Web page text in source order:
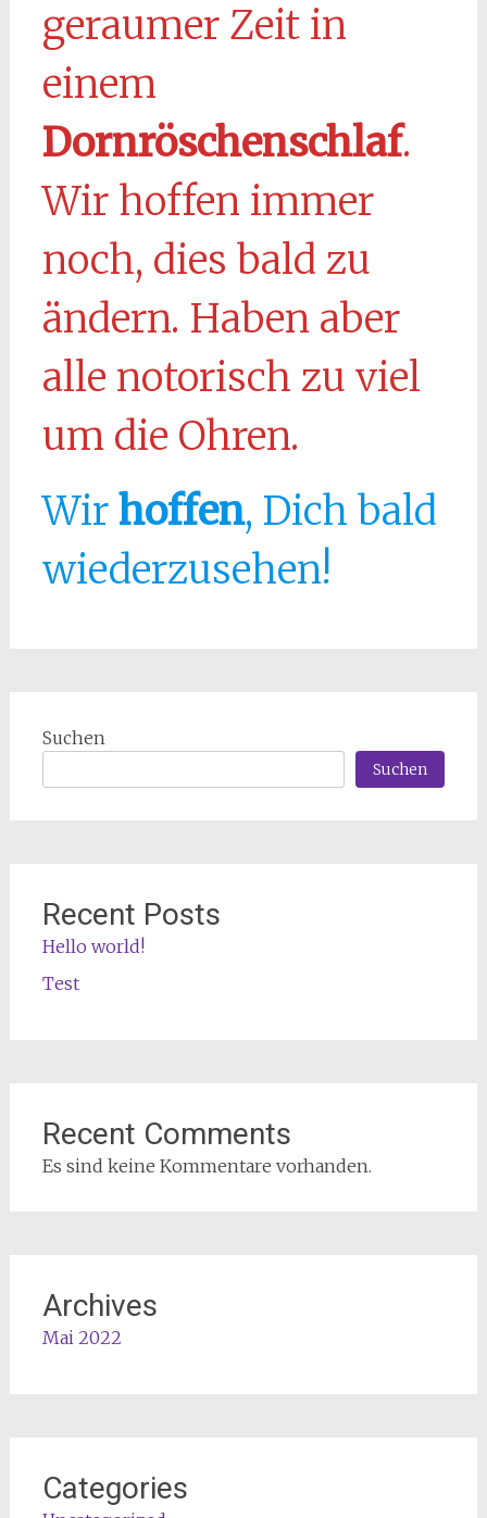
geraumer Zeit in
einem
Dornröschenschlaf.
Wir hoffen immer
noch, dies bald zu
ändern. Haben aber
alle notorisch zu viel
um die Ohren.
Wir hoffen, Dich bald
wiederzusehen!
Suchen
Suchen
Recent Posts
Hello world!
Test
Recent Comments
Es sind keine Kommentare vorhanden.
Archives
Mai 2022
Categories